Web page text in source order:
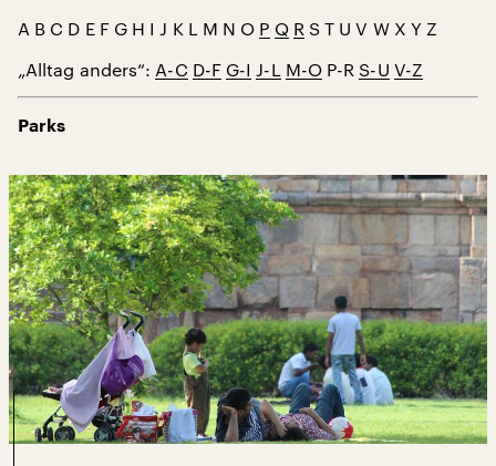
A B C D E F G H I J K L M N O P Q R S T U V W X Y Z
„Alltag anders“: A-C D-F G-I J-L M-O P-R S-U V-Z
Parks